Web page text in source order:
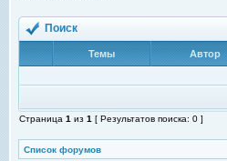
Поиск
Темы Автор
Страница 1 из 1 [ Результатов поиска: 0 ]
Список форумов